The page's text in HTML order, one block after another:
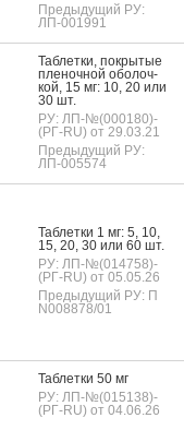
Предыдущий РУ:
ЛП-001991
Таб­летки, пок­ры­тые
пле­ноч­ной обо­лоч­
кой, 15 мг: 10, 20 или
30 шт.
РУ: ЛП-№(000180)-
(РГ-RU) от 29.03.21
Предыдущий РУ:
ЛП-005574
Таб­летки 1 мг: 5, 10,
15, 20, 30 или 60 шт.
РУ: ЛП-№(014758)-
(РГ-RU) от 05.05.26
Предыдущий РУ: П
N008878/01
Таб­летки 50 мг
РУ: ЛП-№(015138)-
(РГ-RU) от 04.06.26